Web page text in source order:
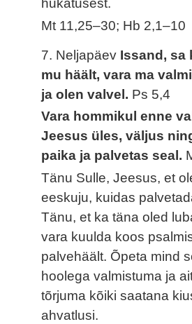
hukatusest.
Mt 11,25–30; Hb 2,1–10
7. Neljapäev Issand, sa
mu häält, vara ma
ja olen valvel. Ps 5,4
Vara hommikul enne
Jeesus üles, väljus
paika ja palvetas seal.
Tänu Sulle, Jeesus, et
eeskuju, kuidas
Tänu, et ka täna oled
vara kuulda koos
palvehäält. Õpeta mind
hoolega valmistuma ja
tõrjuma kõiki saatana
ahvatlusi.